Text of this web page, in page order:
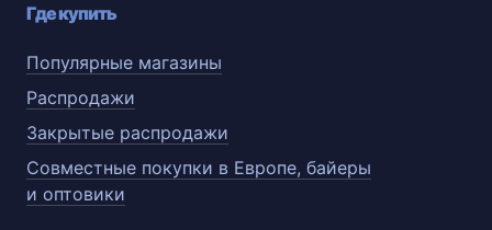
Где купить
Популярные магазины
Распродажи
Закрытые распродажи
Совместные покупки в Европе, байеры
и оптовики